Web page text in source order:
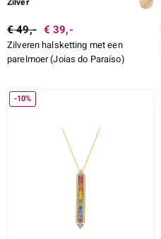
€ 49,- € 39,-
Zilveren halsketting met een
parelmoer (Joias do Paraíso)
-10%